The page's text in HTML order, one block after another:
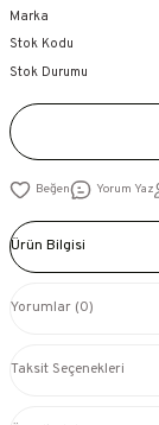
Marka
Stok Kodu
Stok Durumu
Yorum Yaz
Ürün Bilgisi
Yorumlar (0)
Taksit Seçenekleri